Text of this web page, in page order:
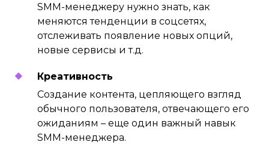
SMM-менеджеру нужно знать, как
меняются тенденции в соцсетях,
отслеживать появление новых опций,
новые сервисы и т.д.
Креативность
Создание контента, цепляющего взгляд
обычного пользователя, отвечающего его
ожиданиям – еще один важный навык
SMM-менеджера.
конверсии. При этом SMM-щик
должен отдавать себе отчет, что
он знает аудиторию, хотя бы
демографические показатели
подписчиков, делает упор
на качество и всегда думает
о бренде и его ценностях.